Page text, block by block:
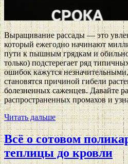
Выращивание рассады — это
который ежегодно начинают
пути к пышным грядкам и
только) подстерегает ряд
ошибок кажутся
становятся причиной гибели
болезненных саженцев. Давайте
распространенных промахов и
Читать дальше
Всё о сотовом
теплицы до кровли